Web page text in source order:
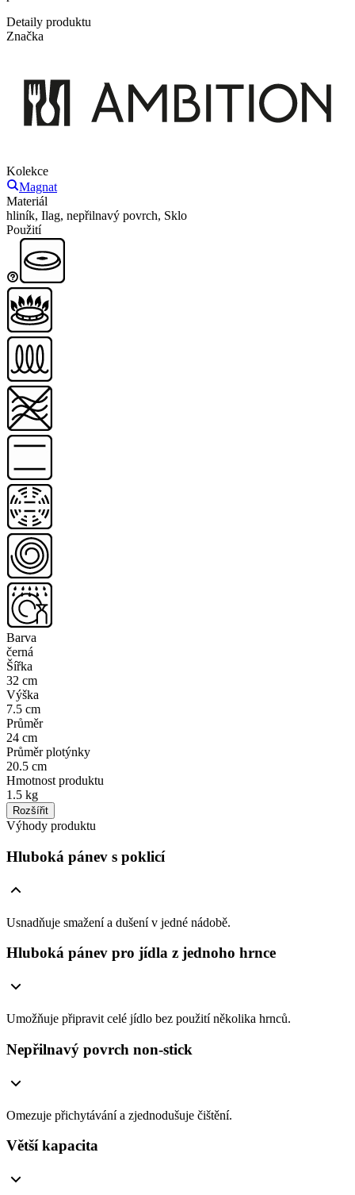
Detaily produktu
Značka
Kolekce
Magnat
Materiál
hliník, Ilag, nepřilnavý povrch, Sklo
Použití
Barva
černá
Šířka
32 cm
Výška
7.5 cm
Průměr
24 cm
Průměr plotýnky
20.5 cm
Hmotnost produktu
1.5 kg
Rozšířit
Výhody produktu
Hluboká pánev s poklicí
Usnadňuje smažení a dušení v jedné nádobě.
Hluboká pánev pro jídla z jednoho hrnce
Umožňuje připravit celé jídlo bez použití několika hrnců.
Nepřilnavý povrch non-stick
Omezuje přichytávání a zjednodušuje čištění.
Větší kapacita